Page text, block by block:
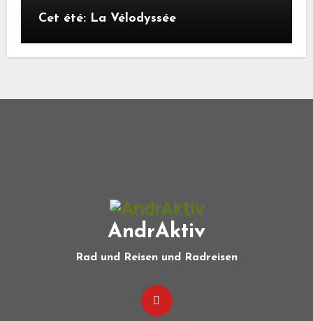
Cet été: La Vélodyssée
AndrAktiv
Rad und Reisen und Radreisen